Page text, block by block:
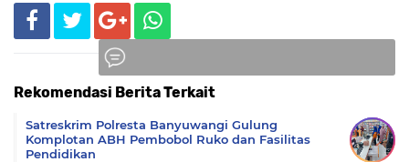
Rekomendasi Berita Terkait
Satreskrim Polresta Banyuwangi Gulung
Komplotan ABH Pembobol Ruko dan Fasilitas
Pendidikan